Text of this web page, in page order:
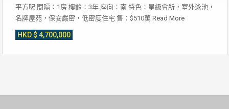
平方呎 間隔：1房 樓齡：3年 座向：南 特色：星級會所，室外泳池，
名牌屋苑，保安嚴密，低密度住宅 售：$510萬 Read More
HKD $ 4,700,000